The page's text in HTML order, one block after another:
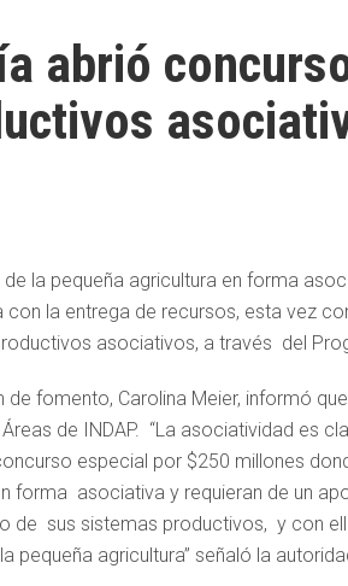
abrió
la pequeña agricultura en forma
con la entrega de recursos, esta vez
asociativos, a través del
fomento, Carolina Meier, informó
de INDAP. “La asociatividad es
especial por $250 millones
forma asociativa y requieran de un
de sus sistemas productivos, y con
pequeña agricultura” señaló la